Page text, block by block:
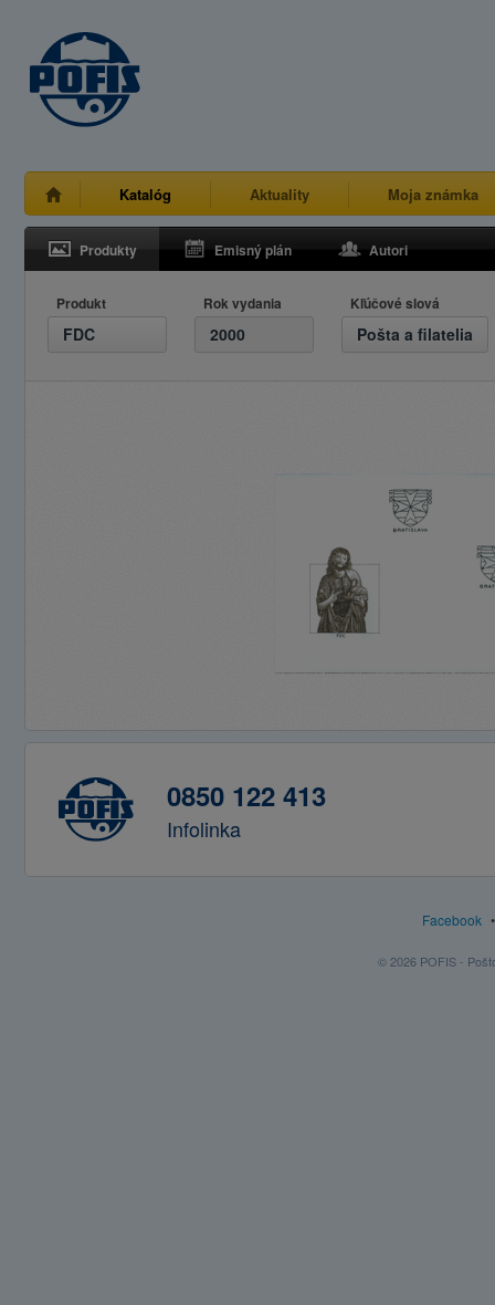
Katalóg Aktuality Moja známka
Produkty Emisný plán Autori
Produkt
FDC
Rok vydania
2000
Kľúčové slová
Pošta a filatelia
0850 122 413
Infolinka
Facebook
© 2026 POFIS -